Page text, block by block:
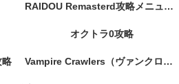
RAIDOU Remasterd攻略メニューページ
オクトラ0攻略
略 Vampire Crawlers（ヴァンクロ）攻略